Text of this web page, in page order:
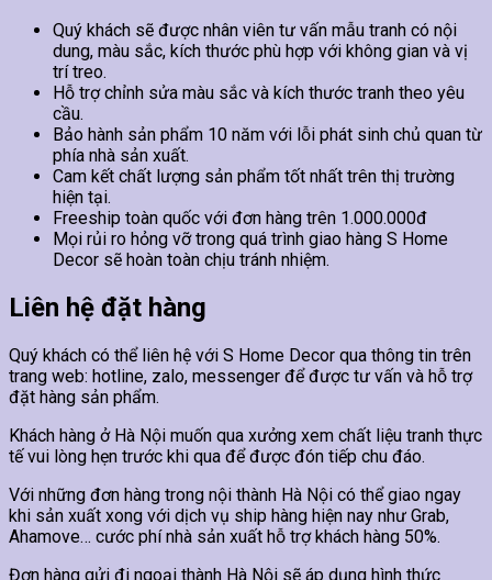
Quý khách sẽ được nhân viên tư vấn mẫu tranh có nội
dung, màu sắc, kích thước phù hợp với không gian và vị
trí treo.
Hỗ trợ chỉnh sửa màu sắc và kích thước tranh theo yêu
cầu.
Bảo hành sản phẩm 10 năm với lỗi phát sinh chủ quan từ
phía nhà sản xuất.
Cam kết chất lượng sản phẩm tốt nhất trên thị trường
hiện tại.
Freeship toàn quốc với đơn hàng trên 1.000.000đ
Mọi rủi ro hỏng vỡ trong quá trình giao hàng S Home
Decor sẽ hoàn toàn chịu tránh nhiệm.
Liên hệ đặt hàng
Quý khách có thể liên hệ với S Home Decor qua thông tin trên
trang web: hotline, zalo, messenger để được tư vấn và hỗ trợ
đặt hàng sản phẩm.
Khách hàng ở Hà Nội muốn qua xưởng xem chất liệu tranh thực
tế vui lòng hẹn trước khi qua để được đón tiếp chu đáo.
Với những đơn hàng trong nội thành Hà Nội có thể giao ngay
khi sản xuất xong với dịch vụ ship hàng hiện nay như Grab,
Ahamove… cước phí nhà sản xuất hỗ trợ khách hàng 50%.
Đơn hàng gửi đi ngoại thành Hà Nội sẽ áp dụng hình thức